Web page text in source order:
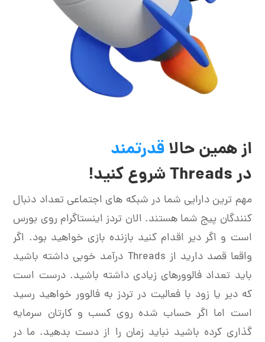
از همین حالاقدرتمند
در Threads شروع کنید!
مهم ترین دارایی شما در شبکه های اجتماعی تعداد دنبال
کنندگان پیج شما هستند. الان تردز اینستاگرام روی بورس
است و اگر دیر اقدام کنید بازنده بازی خواهید بود. اگر
واقعا قصد دارید از Threads درآمد خوبی داشته باشید
باید تعداد فالوورهای زیادی داشته باشید. درست است
که دیر یا زود با فعالیت در تردز به فالوور خواهید رسید
است اما اگر حساب شده روی کسب و کارتان سرمایه
گذاری کرده باشید نباید زمان را از دست بدهید. ما در